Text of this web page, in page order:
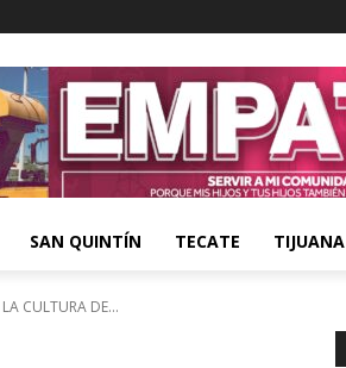
SAN QUINTÍN TECATE TIJUANA
CULTURA DE...